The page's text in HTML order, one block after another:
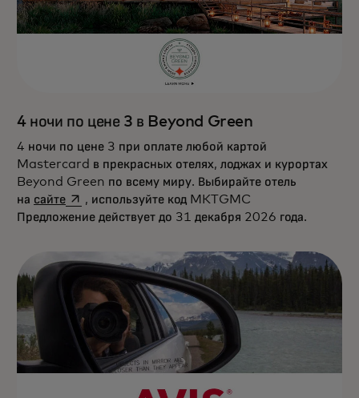
4 ночи по цене 3 в Beyond Green
4 ночи по цене 3 при оплате любой картой
Mastercard в прекрасных отелях, лоджах и курортах
Beyond Green по всему миру. Выбирайте отель
на сайтеopens in a new tab
, используйте код MKTGMC
Предложение действует до 31 декабря 2026 года.